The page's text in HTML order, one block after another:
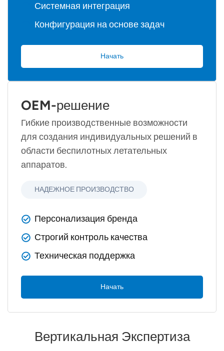
Системная интеграция
Конфигурация на основе задач
Начать
OEM-решение
Гибкие производственные возможности
для создания индивидуальных решений в
области беспилотных летательных
аппаратов.
НАДЕЖНОЕ ПРОИЗВОДСТВО
Персонализация бренда
Строгий контроль качества
Техническая поддержка
Начать
Вертикальная Экспертиза